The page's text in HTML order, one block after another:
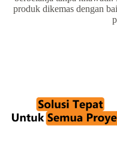
produk dikemas dengan